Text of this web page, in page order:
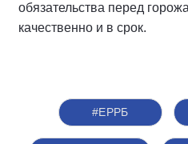
обязательства перед
качественно и в срок.
#ЕРРБ